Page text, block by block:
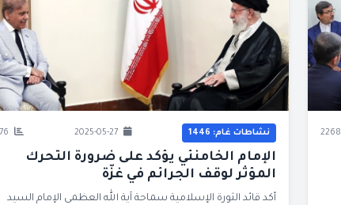
نشاطات غام: 1446 2025-05-27
الإمام الخامنئي يؤكد على ضرورة التحرك
المؤثر لوقف الجرائم في غزّة
أكد قائد الثورة الإسلامية سماحة آية الله العظمى الإمام السيد